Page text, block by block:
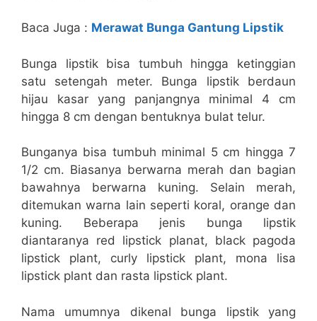
Baca Juga : Merawat Bunga Gantung Lipstik
Bunga lipstik bisa tumbuh hingga ketinggian
satu setengah meter. Bunga lipstik berdaun
hijau kasar yang panjangnya minimal 4 cm
hingga 8 cm dengan bentuknya bulat telur.
Bunganya bisa tumbuh minimal 5 cm hingga 7
1/2 cm. Biasanya berwarna merah dan bagian
bawahnya berwarna kuning. Selain merah,
ditemukan warna lain seperti koral, orange dan
kuning. Beberapa jenis bunga lipstik
diantaranya red lipstick planat, black pagoda
lipstick plant, curly lipstick plant, mona lisa
lipstick plant dan rasta lipstick plant.
Nama umumnya dikenal bunga lipstik yang